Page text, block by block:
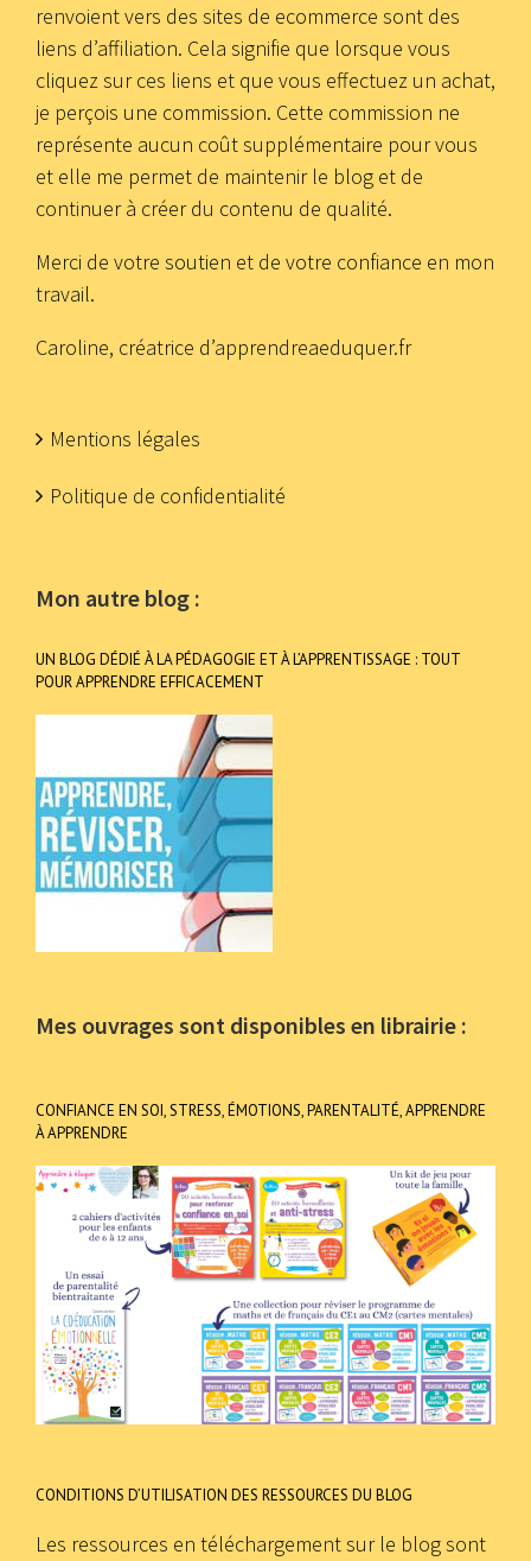
renvoient vers des sites de ecommerce sont des
liens d’affiliation. Cela signifie que lorsque vous
cliquez sur ces liens et que vous effectuez un achat,
je perçois une commission. Cette commission ne
représente aucun coût supplémentaire pour vous
et elle me permet de maintenir le blog et de
continuer à créer du contenu de qualité.
Merci de votre soutien et de votre confiance en mon
travail.
Caroline, créatrice d’apprendreaeduquer.fr
Mentions légales
Politique de confidentialité
Mon autre blog :
UN BLOG DÉDIÉ À LA PÉDAGOGIE ET À L’APPRENTISSAGE : TOUT
POUR APPRENDRE EFFICACEMENT
Mes ouvrages sont disponibles en librairie :
CONFIANCE EN SOI, STRESS, ÉMOTIONS, PARENTALITÉ, APPRENDRE
À APPRENDRE
CONDITIONS D’UTILISATION DES RESSOURCES DU BLOG
Les ressources en téléchargement sur le blog sont